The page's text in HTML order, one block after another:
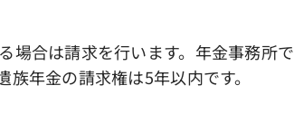
場合は請求を行います。年金事務所で
年金の請求権は5年以内です。